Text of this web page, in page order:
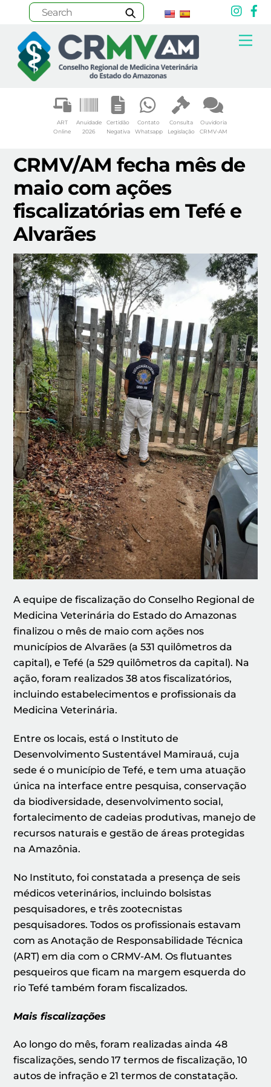
content
ART
Online
Anuidade
2026
Certidão
Negativa
Contato
Whatsapp
Consulta
Legislação
Ouvidoria
CRMV-AM
CRMV/AM fecha mês de
maio com ações
fiscalizatórias em Tefé e
Alvarães
A equipe de fiscalização do Conselho Regional de
Medicina Veterinária do Estado do Amazonas
finalizou o mês de maio com ações nos
municípios de Alvarães (a 531 quilômetros da
capital), e Tefé (a 529 quilômetros da capital). Na
ação, foram realizados 38 atos fiscalizatórios,
incluindo estabelecimentos e profissionais da
Medicina Veterinária.
Entre os locais, está o Instituto de
Desenvolvimento Sustentável Mamirauá, cuja
sede é o município de Tefé, e tem uma atuação
única na interface entre pesquisa, conservação
da biodiversidade, desenvolvimento social,
fortalecimento de cadeias produtivas, manejo de
recursos naturais e gestão de áreas protegidas
na Amazônia.
No Instituto, foi constatada a presença de seis
médicos veterinários, incluindo bolsistas
pesquisadores, e três zootecnistas
pesquisadores. Todos os profissionais estavam
com as Anotação de Responsabilidade Técnica
(ART) em dia com o CRMV-AM. Os flutuantes
pesqueiros que ficam na margem esquerda do
rio Tefé também foram fiscalizados.
Mais fiscalizações
Ao longo do mês, foram realizadas ainda 48
fiscalizações, sendo 17 termos de fiscalização, 10
autos de infração e 21 termos de constatação.